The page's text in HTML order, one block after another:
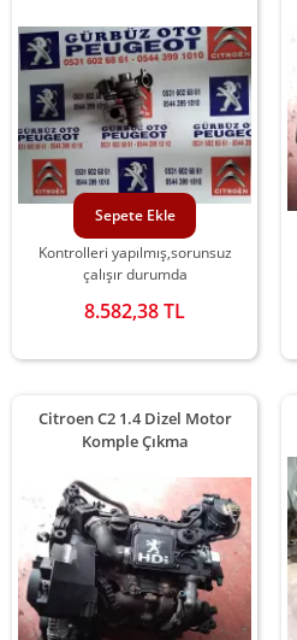
Kontrolleri yapılmış,sorunsuz
çalışır durumda
8.582,38 TL
Sepete Ekle
Citroen C2 1.4 Dizel Motor
Komple Çıkma